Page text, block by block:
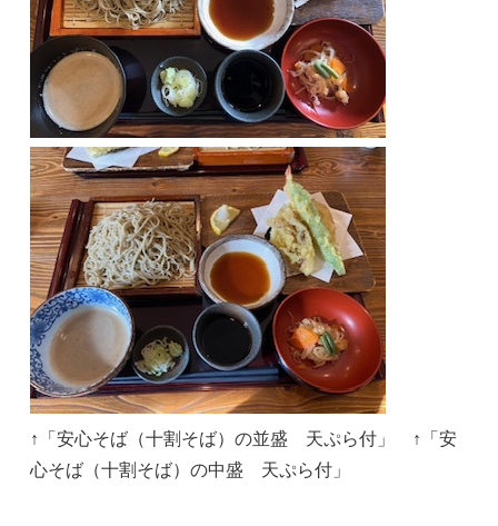
↑「安心そば（十割そば）の並盛 天ぷら付」 ↑「安
心そば（十割そば）の中盛 天ぷら付」